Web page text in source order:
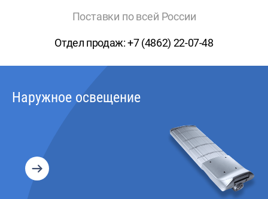
Поставки по всей России
Отдел продаж:+7 (4862) 22-07-48
Наружное освещение